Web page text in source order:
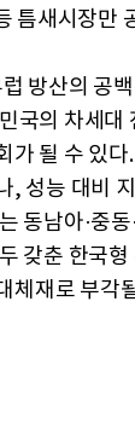
틈새시장만
방산의 공
국의 차세대
가 될 수 있다
, 성능 대비
동남아·중동
갖춘 한국형
체재로 부각